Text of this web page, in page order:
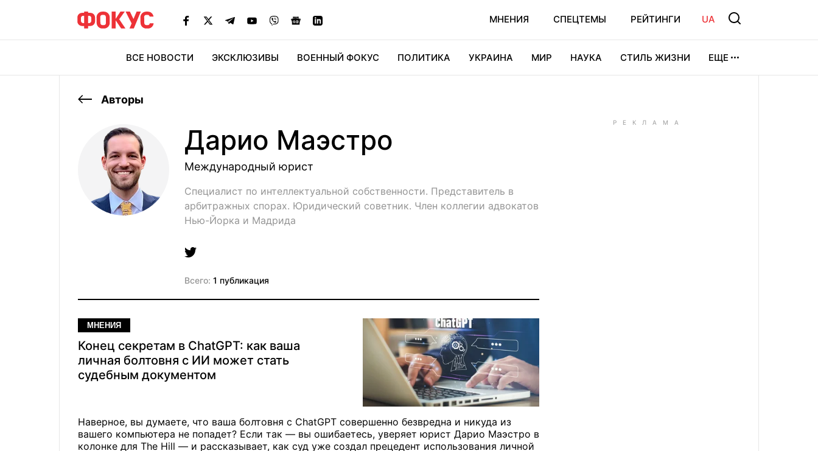
МНЕНИЯ СПЕЦТЕМЫ РЕЙТИНГИ UA
ВСЕ НОВОСТИ ЭКСКЛЮЗИВЫ ВОЕННЫЙ ФОКУС ПОЛИТИКА УКРАИНА МИР НАУКА СТИЛЬ ЖИЗНИ ЕЩЕ
Авторы
Дарио Маэстро
Международный юрист
Специалист по интеллектуальной собственности. Представитель в
арбитражных спорах. Юридический советник. Член коллегии адвокатов
Нью-Йорка и Мадрида
Всего: 1 публикация
МНЕНИЯ
Конец секретам в ChatGPT: как ваша
личная болтовня с ИИ может стать
судебным документом
Наверное, вы думаете, что ваша болтовня с ChatGPT совершенно безвредна и никуда из
вашего компьютера не попадет? Если так — вы ошибаетесь, уверяет юрист Дарио Маэстро в
колонке для The Hill — и рассказывает, как суд уже создал прецедент использования личной